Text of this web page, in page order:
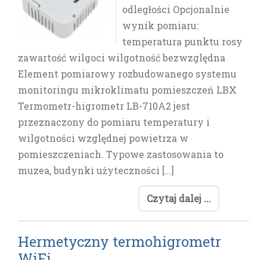
odległości Opcjonalnie
wynik pomiaru:
temperatura punktu rosy
zawartość wilgoci wilgotność bezwzględna
Element pomiarowy rozbudowanego systemu
monitoringu mikroklimatu pomieszczeń LBX
Termometr-higrometr LB-710A2 jest
przeznaczony do pomiaru temperatury i
wilgotności względnej powietrza w
pomieszczeniach. Typowe zastosowania to
muzea, budynki użyteczności […]
Czytaj dalej ...
Hermetyczny termohigrometr